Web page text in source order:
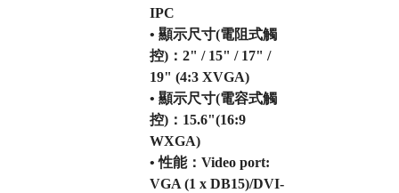
IPC
• 顯示尺寸(電阻式觸
控)：2" / 15" / 17" /
19" (4:3 XVGA)
• 顯示尺寸(電容式觸
控)：15.6"(16:9
WXGA)
• 性能：Video port:
VGA (1 x DB15)/DVI-